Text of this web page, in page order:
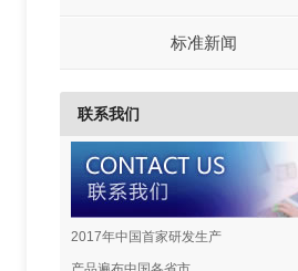
标准新闻
联系我们
2017年中国首家研发生产